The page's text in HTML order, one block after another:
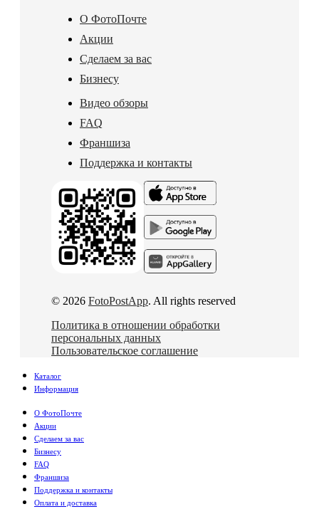
О ФотоПочте
Акции
Сделаем за вас
Бизнесу
Видео обзоры
FAQ
Франшиза
Поддержка и контакты
© 2026 FotoPostApp. All rights reserved
Политика в отношении обработки
персональных данных
Пользовательское соглашение
Каталог
Информация
О ФотоПочте
Акции
Сделаем за вас
Бизнесу
FAQ
Франшиза
Поддержка и контакты
Оплата и доставка